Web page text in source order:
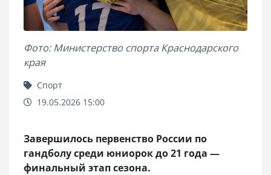
Фото: Министерство спорта Краснодарского
края
Спорт
19.05.2026 15:00
Завершилось первенство России по
гандболу среди юниорок до 21 года —
финальный этап сезона.